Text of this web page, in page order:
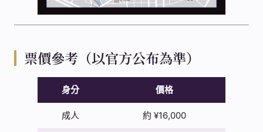
票價參考（以官方公布為準）
身分 價格
成人 約 ¥16,000